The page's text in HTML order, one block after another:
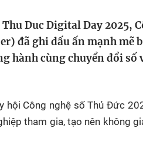
tài liệu
Ngày hội
Innovation
Duc Digital Day 2025,
đã ghi dấu ấn mạnh mẽ
hành cùng chuyển đổi số
Công nghệ số Thủ Đức
tham gia, tạo nên không